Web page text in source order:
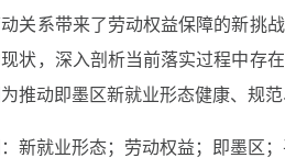
关系带来了劳动权益保障的新挑
状，深入剖析当前落实过程中存
推动即墨区新就业形态健康、规
新就业形态；劳动权益；即墨区